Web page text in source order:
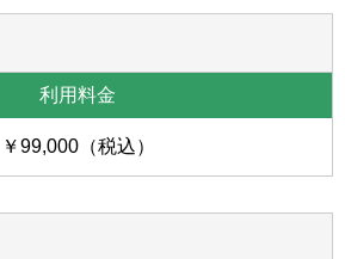
￥99,000（税込）